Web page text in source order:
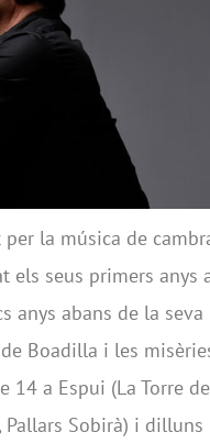
la música de
els seus primers anys
anys abans de la seva
Boadilla i les
14 a Espui (La Torre de
Pallars Sobirà) i dilluns